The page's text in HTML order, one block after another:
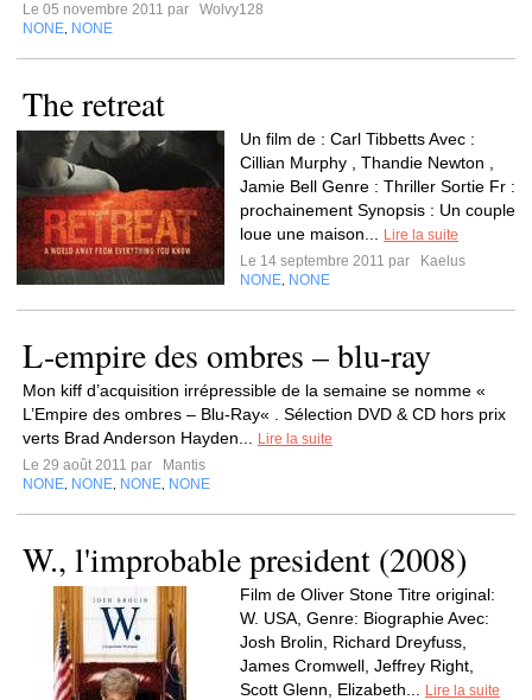
Le 05 novembre 2011 par
Wolvy128
NONE NONE
The retreat
Un film de : Carl Tibbetts Avec :
Cillian Murphy , Thandie Newton ,
Jamie Bell Genre : Thriller Sortie Fr :
prochainement Synopsis : Un couple
loue une maison...
Lire la suite
Le 14 septembre 2011 par
Kaelus
NONE NONE
L-empire des ombres – blu-ray
Mon kiff d’acquisition irrépressible de la semaine se nomme «
L’Empire des ombres – Blu-Ray« . Sélection DVD & CD hors prix
verts Brad Anderson Hayden...
Lire la suite
Le 29 août 2011 par
Mantis
NONE NONE NONE NONE
W., l'improbable president (2008)
Film de Oliver Stone Titre original:
W. USA, Genre: Biographie Avec:
Josh Brolin, Richard Dreyfuss,
James Cromwell, Jeffrey Right,
Scott Glenn, Elizabeth...
Lire la suite